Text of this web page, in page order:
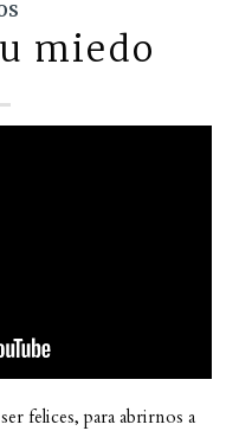
miedo
felices, para abrirnos a